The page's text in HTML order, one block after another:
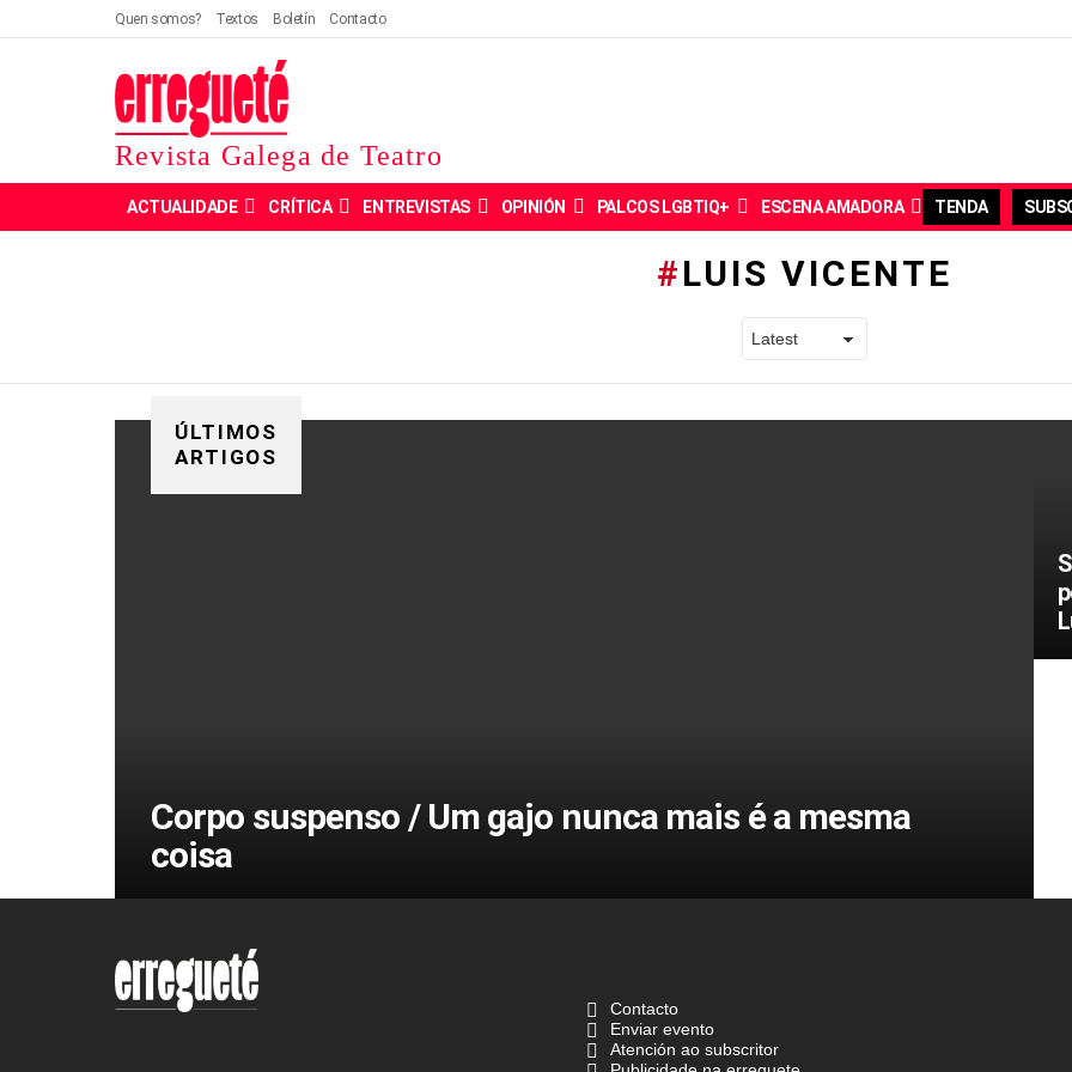
Quen somos? Textos Boletín Contacto
Revista Galega de Teatro
ACTUALIDADE CRÍTICA ENTREVISTAS OPINIÓN PALCOS LGBTIQ+ ESCENA AMADORA TENDA
LUIS VICENTE
ÚLTIMOS
ARTIGOS
Corpo suspenso / Um gajo nunca mais é a mesma
coisa
Contacto
Enviar evento
Atención ao subscritor